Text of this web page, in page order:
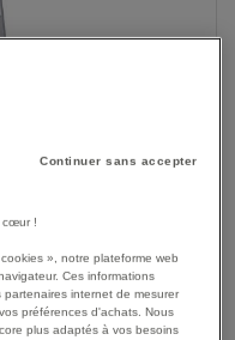
tout aluminium.
antidérapantes.
triple expansion.
Continuer sans accepter
cœur !
», notre plateforme web
Ces informations
internet de mesurer
préférences d'achats. Nous
plus adaptés à vos besoins